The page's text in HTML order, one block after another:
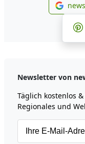
Newsletter von
Täglich kostenlos
Regionales und